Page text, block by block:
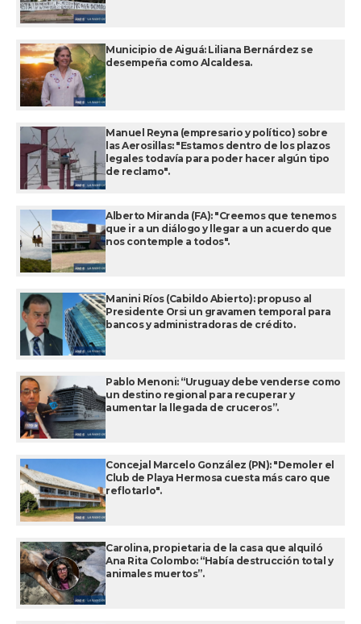
Municipio de Aiguá: Liliana Bernárdez se
desempeña como Alcaldesa.
Manuel Reyna (empresario y político) sobre
las Aerosillas: "Estamos dentro de los plazos
legales todavía para poder hacer algún tipo
de reclamo".
Alberto Miranda (FA): "Creemos que tenemos
que ir a un diálogo y llegar a un acuerdo que
nos contemple a todos".
Manini Ríos (Cabildo Abierto): propuso al
Presidente Orsi un gravamen temporal para
bancos y administradoras de crédito.
Pablo Menoni: “Uruguay debe venderse como
un destino regional para recuperar y
aumentar la llegada de cruceros”.
Concejal Marcelo González (PN): "Demoler el
Club de Playa Hermosa cuesta más caro que
reflotarlo".
Carolina, propietaria de la casa que alquiló
Ana Rita Colombo: “Había destrucción total y
animales muertos”.